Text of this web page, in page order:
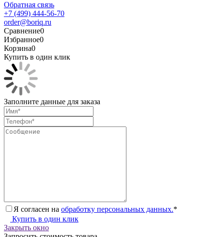
Обратная связь
+7 (499) 444-56-70
order@boriq.ru
Сравнение0
Избранное0
Корзина0
Купить в один клик
Заполните данные для заказа
Я согласен на обработку персональных данных.*
Купить в один клик
Закрыть окно